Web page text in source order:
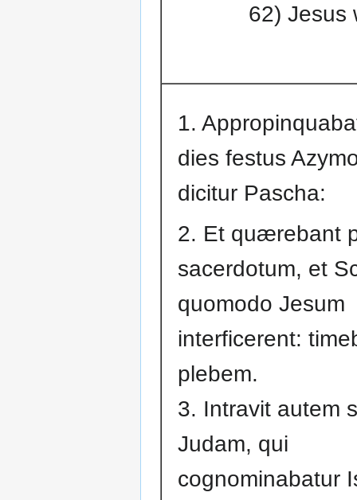
62) Jesus
1.
dies festus
dicitur Pascha:
2. Et quærebant
sacerdotum, et
quomodo Jesum
interficerent:
plebem.
3. Intravit autem
Judam, qui
cognominabatur